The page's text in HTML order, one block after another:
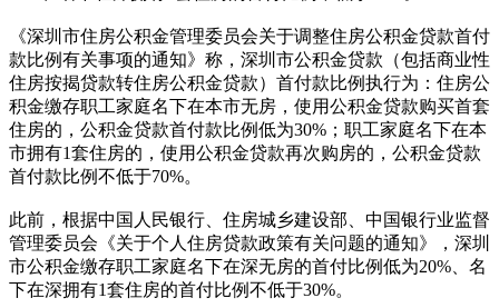
《深圳市住房公积金管理委员会关于调整住房公积金贷款首付
款比例有关事项的通知》称，深圳市公积金贷款（包括商业性
住房按揭贷款转住房公积金贷款）首付款比例执行为：住房公
积金缴存职工家庭名下在本市无房，使用公积金贷款购买首套
住房的，公积金贷款首付款比例低为30%；职工家庭名下在本
市拥有1套住房的，使用公积金贷款再次购房的，公积金贷款
首付款比例不低于70%。
此前，根据中国人民银行、住房城乡建设部、中国银行业监督
管理委员会《关于个人住房贷款政策有关问题的通知》，深圳
市公积金缴存职工家庭名下在深无房的首付比例低为20%、名
下在深拥有1套住房的首付比例不低于30%。